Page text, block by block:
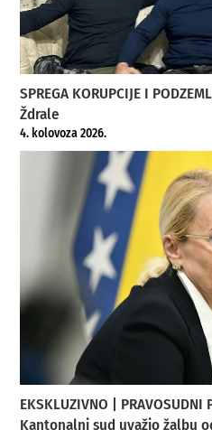
SPREGA KORUPCIJE I
Ždrale
4. kolovoza 2026.
EKSKLUZIVNO | PRAVOSUDNI
Kantonalni sud uvažio žalbu